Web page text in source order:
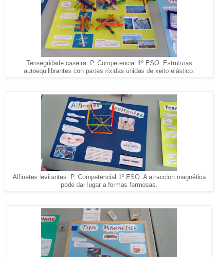
Tensegridade caseira. P. Competencial 1º ESO. Estruturas
autoequilibrantes con partes ríxidas unidas de xeito elástico.
Alfinetes levitantes. P. Competencial 1º ESO. A atracción magnética
pode dar lugar a formas fermosas.